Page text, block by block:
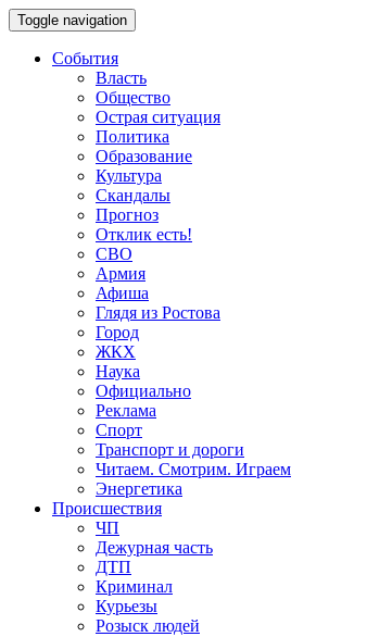
Toggle navigation
События
Власть
Общество
Острая ситуация
Политика
Образование
Культура
Скандалы
Прогноз
Отклик есть!
СВО
Армия
Афиша
Глядя из Ростова
Город
ЖКХ
Наука
Официально
Реклама
Спорт
Транспорт и дороги
Читаем. Смотрим. Играем
Энергетика
Происшествия
ЧП
Дежурная часть
ДТП
Криминал
Курьезы
Розыск людей